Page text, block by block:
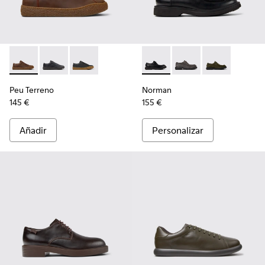
Peu Terreno - K100927-013 - Zapatos de nobuk marrones
Peu Terreno - K100927-020
Peu Terreno - K100927-001
Peu Terreno
145 €
Añadir
Norman - K100999-001 -
Norman - K100999-
Norman -
Norman
155 €
Personalizar